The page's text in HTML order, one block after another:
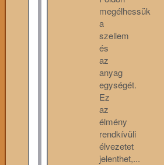
megélhessük
a
szellem
és
az
anyag
egységét.
Ez
az
élmény
rendkívüli
élvezetet
jelenthet,...